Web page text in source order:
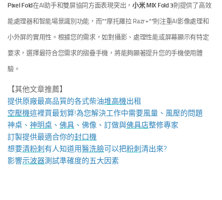
Pixel Fold在AI助手和雙屏協同方面表現突出， 小米 MIX Fold 3則提供了高效
能處理器和智能場景識別功能，而**摩托羅拉 Razr+**則注重AI影像處理和
小外屏的實用性。根據您的需求，如對攝影、處理性能或屏幕顯示有特定
要求，選擇最符合您需求的摺疊手機，將能夠顯著提升您的手機使用體
驗。
【其他文章推薦】
提供原廠最高品質的各式柴油堆高機出租
空壓機這裡買最划算!為您解決工作中需要風量、風壓的問題
神桌、 神明桌 、 佛具 、佛像、訂做與佛具店整修專家
訂製提供最適合你的封口機
想要清粉刺 有人知道用醫洗臉可以把粉刺 清出來?
影響示波器測試準確度的五大因素